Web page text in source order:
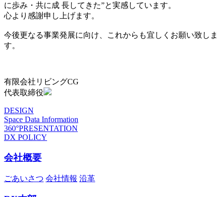
に歩み・共に成 長してきた”と実感しています。
心より感謝申し上げます。
今後更なる事業発展に向け、これからも宜しくお願い致しま
す。
有限会社リビングCG
代表取締役
DESIGN
Space Data Information
360°PRESENTATION
DX POLICY
会社概要
ごあいさつ 会社情報 沿革